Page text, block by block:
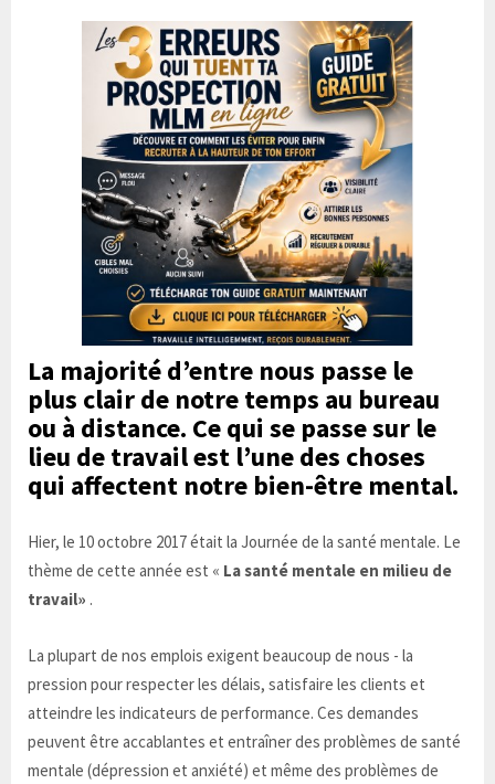
La majorité d’entre nous passe le
plus clair de notre temps au bureau
ou à distance. Ce qui se passe sur le
lieu de travail est l’une des choses
qui affectent notre bien-être mental.
Hier, le 10 octobre 2017 était la Journée de la santé mentale. Le
thème de cette année est « La santé mentale en milieu de
travail» .
La plupart de nos emplois exigent beaucoup de nous - la
pression pour respecter les délais, satisfaire les clients et
atteindre les indicateurs de performance. Ces demandes
peuvent être accablantes et entraîner des problèmes de santé
mentale (dépression et anxiété) et même des problèmes de